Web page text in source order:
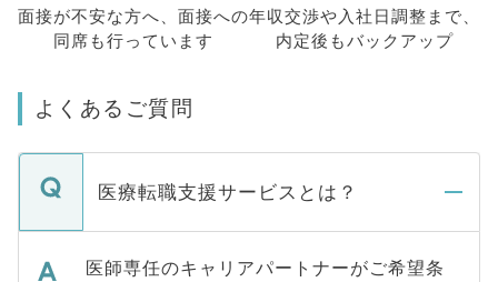
面接が不安な方へ、 面接への
同席も行っています
年収交渉や入社日調整まで、
内定後もバックアップ
よくあるご質問
医療転職支援サービスとは？
医師専任のキャリアパートナーがご希望条